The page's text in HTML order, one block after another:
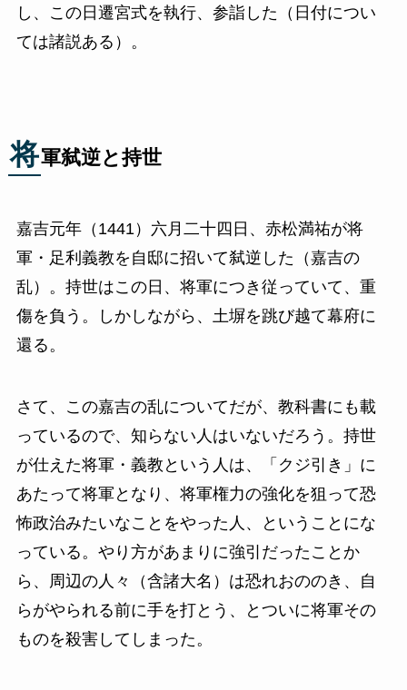
し、この日遷宮式を執行、参詣した（日付につい
ては諸説ある）。
将軍弑逆と持世
嘉吉元年（1441）六月二十四日、赤松満祐が将
軍・足利義教を自邸に招いて弑逆した（嘉吉の
乱）。持世はこの日、将軍につき従っていて、重
傷を負う。しかしながら、土塀を跳び越て幕府に
還る。
さて、この嘉吉の乱についてだが、教科書にも載
っているので、知らない人はいないだろう。持世
が仕えた将軍・義教という人は、「クジ引き」に
あたって将軍となり、将軍権力の強化を狙って恐
怖政治みたいなことをやった人、ということにな
っている。やり方があまりに強引だったことか
ら、周辺の人々（含諸大名）は恐れおののき、自
らがやられる前に手を打とう、とついに将軍その
ものを殺害してしまった。